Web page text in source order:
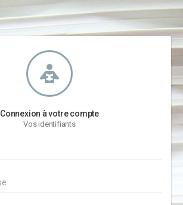
Connexion à votre compte
Vos identifiants